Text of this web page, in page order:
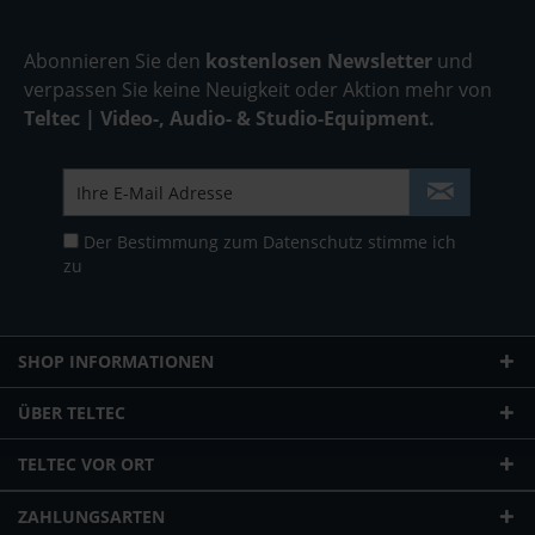
Abonnieren Sie den kostenlosen Newsletter und
verpassen Sie keine Neuigkeit oder Aktion mehr von
Teltec | Video-, Audio- & Studio-Equipment.
Der Bestimmung zum Datenschutz stimme ich
zu
SHOP INFORMATIONEN
ÜBER TELTEC
TELTEC VOR ORT
ZAHLUNGSARTEN